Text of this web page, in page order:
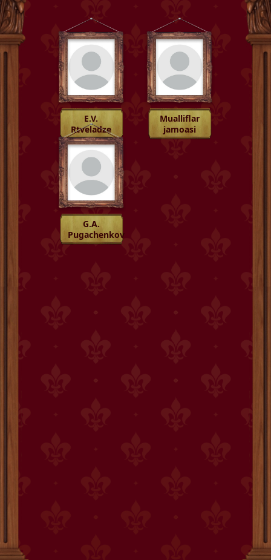
E.V.
Rtveladze
Mualliflar
jamoasi
G.A.
Pugachenkova